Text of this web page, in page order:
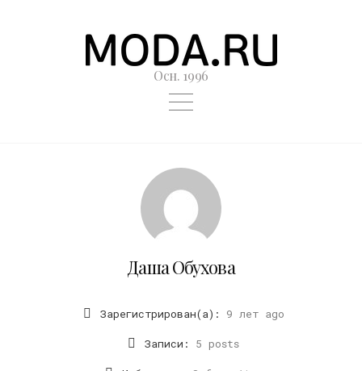
Осн. 1996
Даша Обухова
Зарегистрирован(а): 9 лет ago
Записи: 5 posts